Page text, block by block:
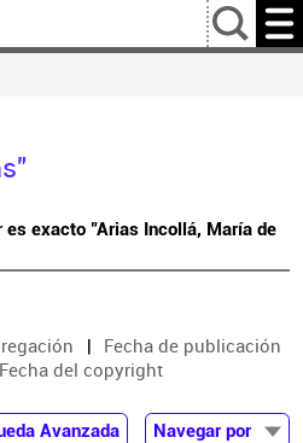
…
es exacto "Arias Incollá, María de
Fecha de publicación
Fecha del copyright
Avanzada
Navegar por